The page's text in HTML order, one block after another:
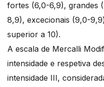
fortes (6,0-6,9), grandes
8,9), excecionais (9,0-
superior a 10).
A escala de Mercalli
intensidade e respetiva
intensidade III,